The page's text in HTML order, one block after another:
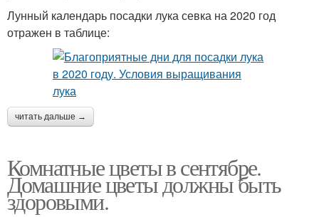
Лунный календарь посадки лука севка на 2020 год
отражен в таблице:
читать дальше →
Комнатные цветы в сентябре.
Домашние цветы должны быть
здоровыми.